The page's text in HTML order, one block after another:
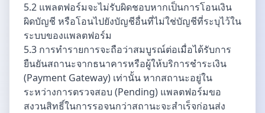
5.2 แพลตฟอร์มจะไม่รับผิดชอบหากเป็นการโอนเงิน
ผิดบัญชี หรือโอนไปยังบัญชีอื่นที่ไม่ใช่บัญชีที่ระบุไว้ใน
ระบบของแพลตฟอร์ม
5.3 การทำรายการจะถือว่าสมบูรณ์ต่อเมื่อได้รับการ
ยืนยันสถานะจากธนาคารหรือผู้ให้บริการชำระเงิน
(Payment Gateway) เท่านั้น หากสถานะอยู่ใน
ระหว่างการตรวจสอบ (Pending) แพลตฟอร์มขอ
สงวนสิทธิ์ในการรอจนกว่าสถานะจะสำเร็จก่อนส่ง